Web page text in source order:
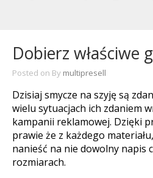
Dobierz właściwe
Posted on By multipresell
Dzisiaj smycze na szyję są
wielu sytuacjach ich zdaniem
kampanii reklamowej. Dzięki
prawie że z każdego
nanieść na nie dowolny napis
rozmiarach.